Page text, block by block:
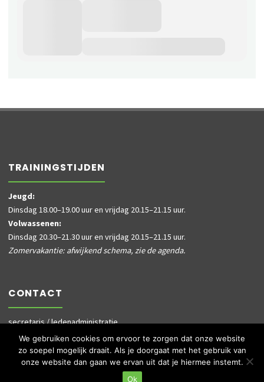
TRAININGSTIJDEN
Jeugd:
Dinsdag 18.00–19.00 uur en vrijdag 20.15–21.15 uur.
Volwassenen:
Dinsdag 20.30–21.30 uur en vrijdag 20.15–21.15 uur.
Zomervakantie: afwijkend schema, zie de agenda.
CONTACT
secretaris / ledenadministratie
informatie@dusky.nl
ledenadministratie@dusky.nl
We gebruiken cookies om ervoor te zorgen dat onze website
zo soepel mogelijk draait. Als je doorgaat met het gebruik van
onze website dan gaan we ervan uit dat je hiermee instemt.
Ok